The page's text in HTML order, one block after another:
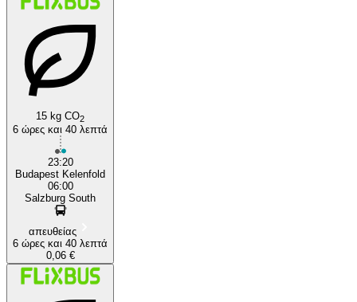
Salzburg
15 kg CO2
6 ώρες και 40 λεπτά
23:20
Budapest Kelenfold
06:00
Salzburg South
απευθείας
6 ώρες και 40 λεπτά
0,06 €